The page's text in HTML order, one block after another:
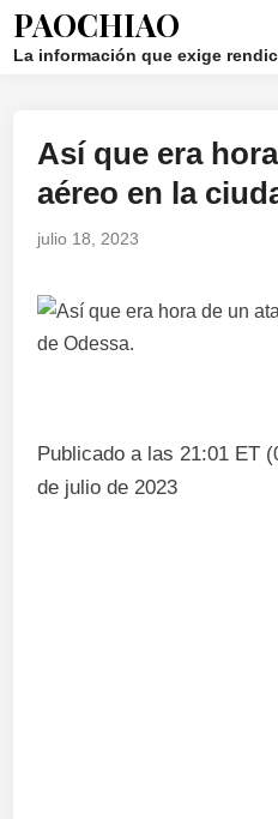
Saltar
PAOCHIAO
La información que exige
Publicado
Así que era
aéreo en la
julio 18, 2023
Publicado a las 21:01 ET
de julio de 2023